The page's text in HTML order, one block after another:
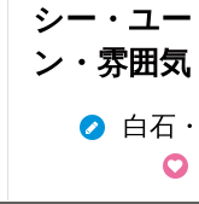
シー・ユ
ン・雰囲気
白石